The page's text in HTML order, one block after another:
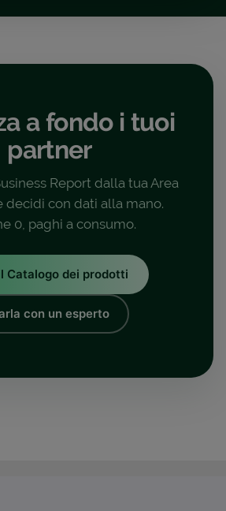
a fondo i tuoi
partner
Report dalla tua Area
decidi con dati alla mano.
0, paghi a consumo.
Catalogo dei prodotti
con un esperto